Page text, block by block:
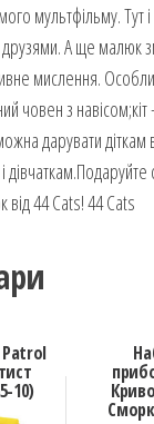
мультфільму. Тут
з друзями. А ще
мислення.
човен з
дарувати діткам
дівчаткам.Подаруйте
від 44 Cats! 44 Cats
Patrol
10)